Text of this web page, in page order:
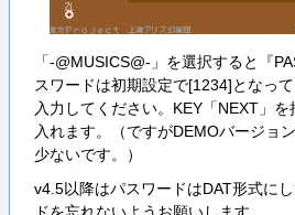
「-@MUSICS@-」を選択すると『
スワードは初期設定で[1234]となっ
入力してください。KEY「NEXT」
入れます。（ですがDEMOバージョ
少ないです。）
v4.5以降はパスワードはDAT形式に